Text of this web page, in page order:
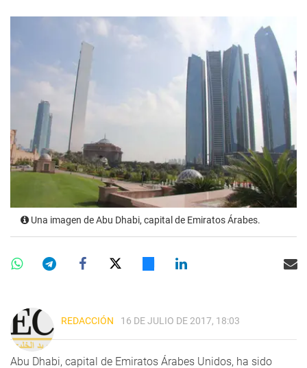
Una imagen de Abu Dhabi, capital de Emiratos Árabes.
REDACCIÓN 16 DE JULIO DE 2017, 18:03
Abu Dhabi, capital de Emiratos Árabes Unidos, ha sido